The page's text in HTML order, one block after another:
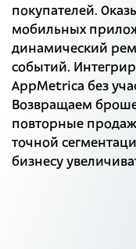
покупателей.
мобильных
динамический
событий.
AppMetrica без
Возвращаем
повторные
точной
бизнесу